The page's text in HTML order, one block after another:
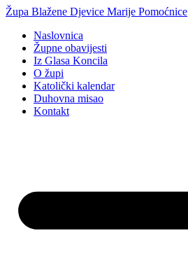
Idi
sadržaj
Župa Blažene Djevice Marije Pomoćnice
Naslovnica
Župne obavijesti
Iz Glasa Koncila
O župi
Katolički kalendar
Duhovna misao
Kontakt